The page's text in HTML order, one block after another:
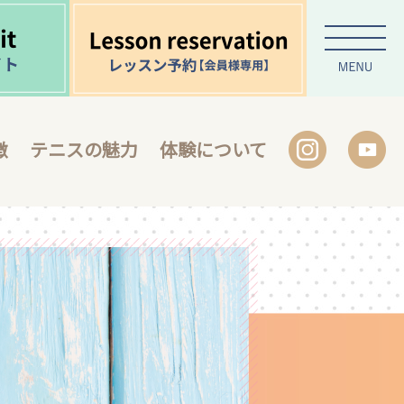
テニスの魅力 体験について